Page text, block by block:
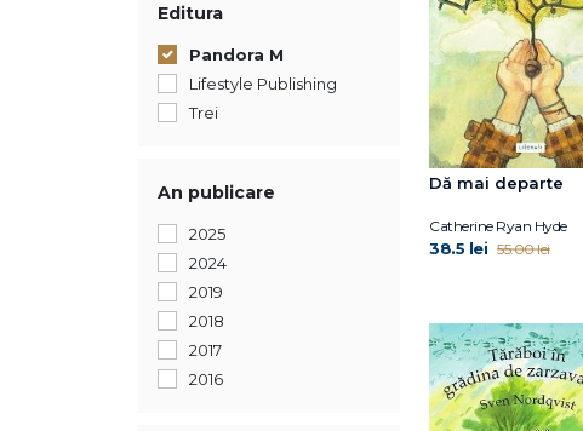
Editura
Pandora M
Lifestyle Publishing
Trei
An publicare
2025
2024
2019
2018
2017
2016
Dă mai departe
Catherine Ryan Hyde
38.5 lei 55.00 lei